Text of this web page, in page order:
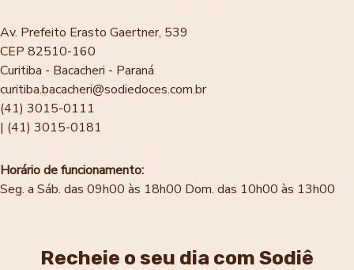
Av. Prefeito Erasto Gaertner, 539
CEP 82510-160
Curitiba - Bacacheri - Paraná
curitiba.bacacheri@sodiedoces.com.br
(41) 3015-0111
| (41) 3015-0181
Horário de funcionamento:
Seg. a Sáb. das 09h00 às 18h00 Dom. das 10h00 às 13h00
Recheie o seu dia com Sodiê